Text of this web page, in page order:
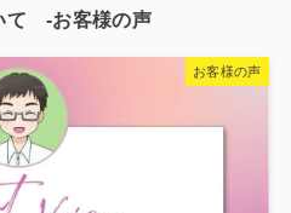
て -お客様の声
お客様の声